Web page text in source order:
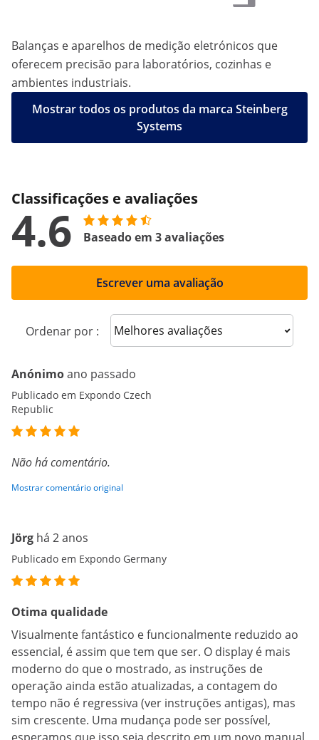
Balanças e aparelhos de medição eletrónicos que
oferecem precisão para laboratórios, cozinhas e
ambientes industriais.
Mostrar todos os produtos da marca Steinberg
Systems
Classificações e avaliações
4.6 Baseado em 3 avaliações
Escrever uma avaliação
Ordenar por : Sort reviews
Anónimoano passado
Publicado em Expondo Czech
Republic
Não há comentário.
Mostrar comentário original
Jörg há 2 anos
Publicado em Expondo Germany
Otima qualidade
Visualmente fantástico e funcionalmente reduzido ao
essencial, é assim que tem que ser. O display é mais
moderno do que o mostrado, as instruções de
operação ainda estão atualizadas, a contagem do
tempo não é regressiva (ver instruções antigas), mas
sim crescente. Uma mudança pode ser possível,